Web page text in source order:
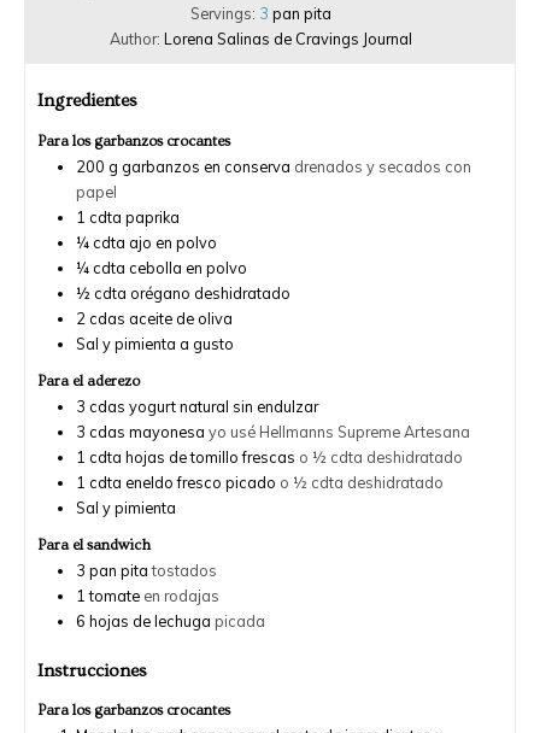
Servings: 3 pan pita
Author: Lorena Salinas de Cravings Journal
Ingredientes
Para los garbanzos crocantes
200 g garbanzos en conserva drenados y secados con
papel
1 cdta paprika
¼ cdta ajo en polvo
¼ cdta cebolla en polvo
½ cdta orégano deshidratado
2 cdas aceite de oliva
Sal y pimienta a gusto
Para el aderezo
3 cdas yogurt natural sin endulzar
3 cdas mayonesa yo usé Hellmanns Supreme Artesana
1 cdta hojas de tomillo frescas o ½ cdta deshidratado
1 cdta eneldo fresco picado o ½ cdta deshidratado
Sal y pimienta
Para el sandwich
3 pan pita tostados
1 tomate en rodajas
6 hojas de lechuga picada
Instrucciones
Para los garbanzos crocantes